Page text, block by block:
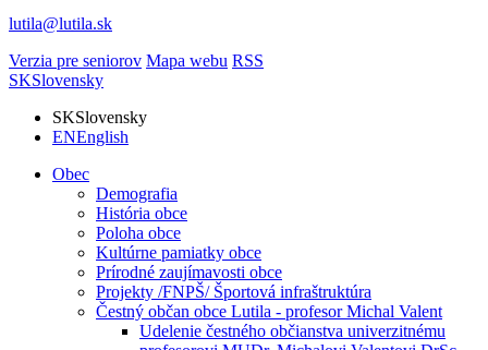
lutila@lutila.sk
Verzia pre seniorov Mapa webu RSS
SKSlovensky
SKSlovensky
ENEnglish
Obec
Demografia
História obce
Poloha obce
Kultúrne pamiatky obce
Prírodné zaujímavosti obce
Projekty /FNPŠ/ Športová infraštruktúra
Čestný občan obce Lutila - profesor Michal Valent
Udelenie čestného občianstva univerzitnému